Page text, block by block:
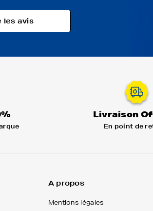
les avis
Livraison
En point de
A propos
Mentions légales